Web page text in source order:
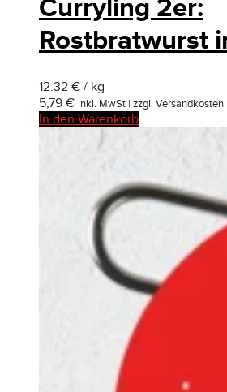
Curryling 2er:
Rostbratwurst
12.32 € / kg
5,79 € inkl. MwSt | zzgl. Versandkosten
In den Warenkorb